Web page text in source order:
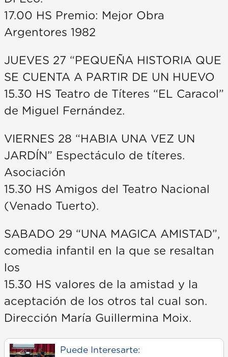
17.00 HS Premio: Mejor Obra
Argentores 1982
JUEVES 27 “PEQUEÑA HISTORIA QUE
SE CUENTA A PARTIR DE UN HUEVO
15.30 HS Teatro de Títeres “EL Caracol”
de Miguel Fernández.
VIERNES 28 “HABIA UNA VEZ UN
JARDÍN” Espectáculo de títeres.
Asociación
15.30 HS Amigos del Teatro Nacional
(Venado Tuerto).
SABADO 29 “UNA MAGICA AMISTAD”,
comedia infantil en la que se resaltan
los
15.30 HS valores de la amistad y la
aceptación de los otros tal cual son.
Dirección María Guillermina Moix.
Puede Interesarte: